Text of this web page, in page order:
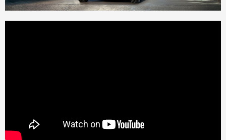
Avery Dennison announces three winners in the
Goforpro Contest 2013